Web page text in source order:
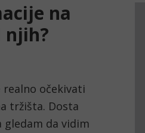
na
očekivati
tržišta. Dosta
da vidim